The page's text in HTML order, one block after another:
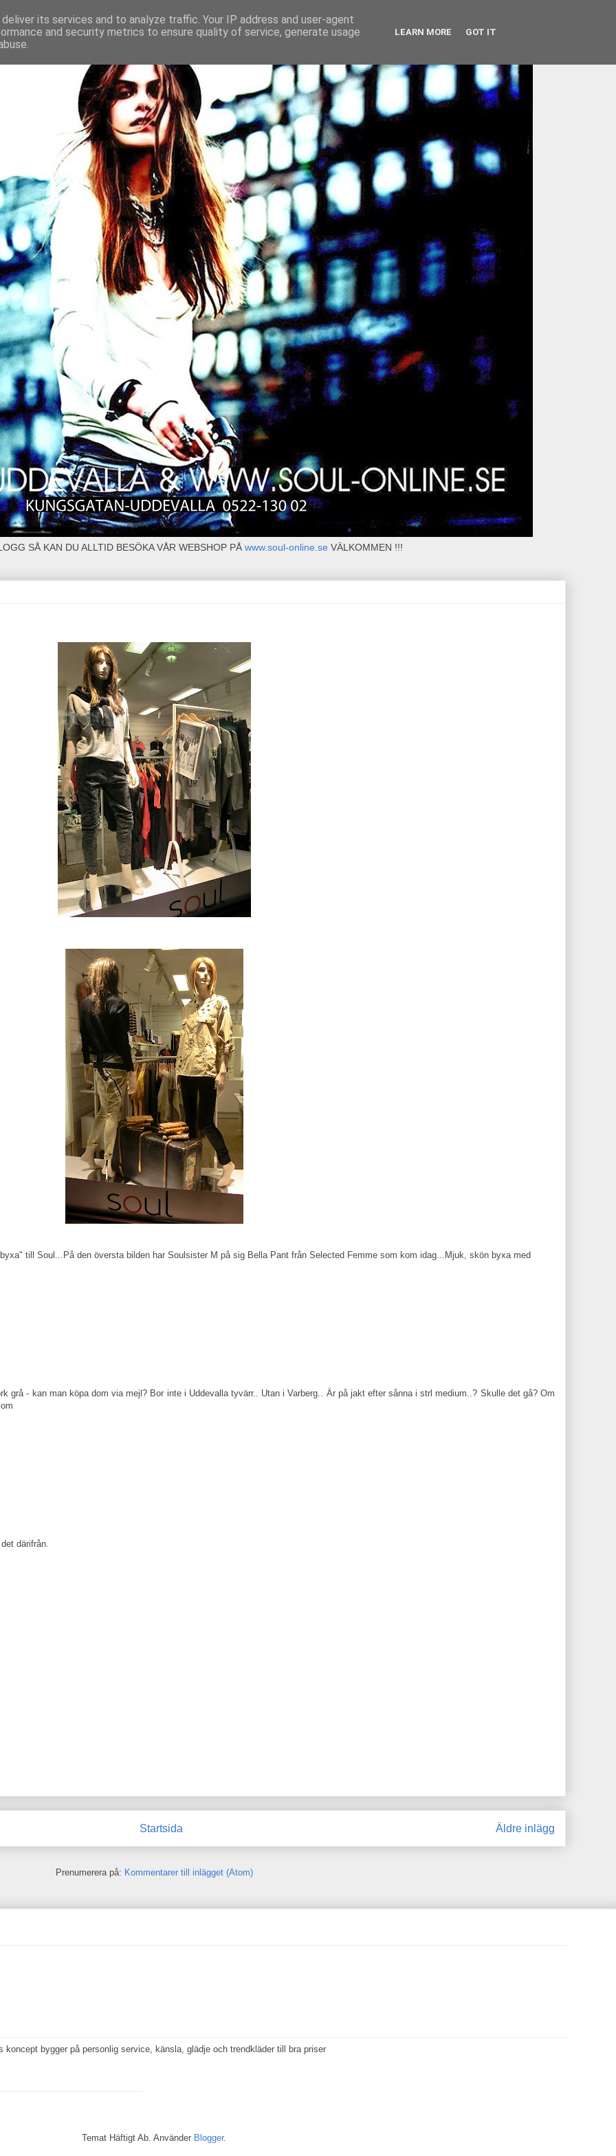
SÅ KAN DU ALLTID BESÖKA VÅR WEBSHOP PÅ www.soul-online.se VÄLKOMMEN !!!
till Soul...På den översta bilden har Soulsister M på sig Bella Pant från Selected Femme som kom idag...Mjuk, skön byxa med
grå - kan man köpa dom via mejl? Bor inte i Uddevalla tyvärr.. Utan i Varberg.. Är på jakt efter sånna i strl medium..? Skulle det gå? Om
därifrån.
Äldre inlägg
Startsida
Prenumerera på: Kommentarer till inlägget (Atom)
bygger på personlig service, känsla, glädje och trendkläder till bra priser
Temat Häftigt Ab. Använder Blogger.
its services and to analyze traffic. Your IP address and user-agent
and security metrics to ensure quality of service, generate usage
LEARN MORE GOT IT